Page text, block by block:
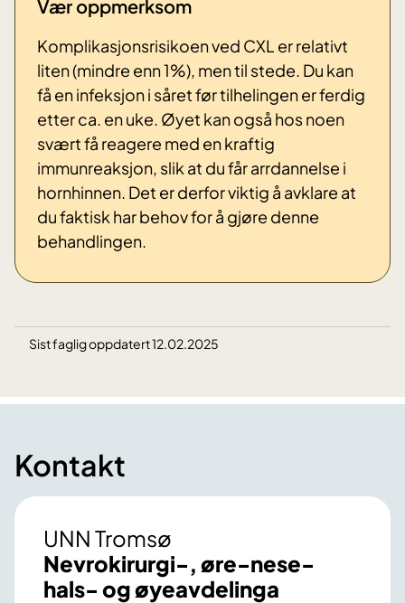
Vær oppmerksom
Komplikasjonsrisikoen ved CXL er relativt
liten (mindre enn 1%), men til stede. Du kan
få en infeksjon i såret før tilhelingen er ferdig
etter ca. en uke. Øyet kan også hos noen
svært få reagere med en kraftig
immunreaksjon, slik at du får arrdannelse i
hornhinnen. Det er derfor viktig å avklare at
du faktisk har behov for å gjøre denne
behandlingen.
Sist faglig oppdatert 12.02.2025
Kontakt
UNN Tromsø
Nevrokirurgi-, øre-nese-
hals- og øyeavdelinga